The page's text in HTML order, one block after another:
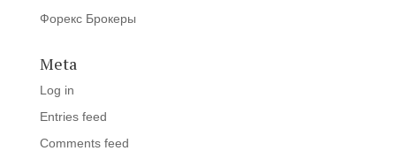
Форекс Брокеры
Meta
Log in
Entries feed
Comments feed